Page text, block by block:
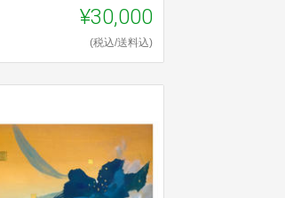
¥30,000
(税込/送料込)